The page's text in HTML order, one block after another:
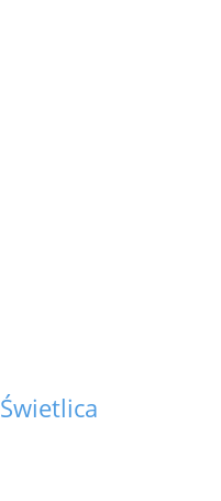
Świetlica